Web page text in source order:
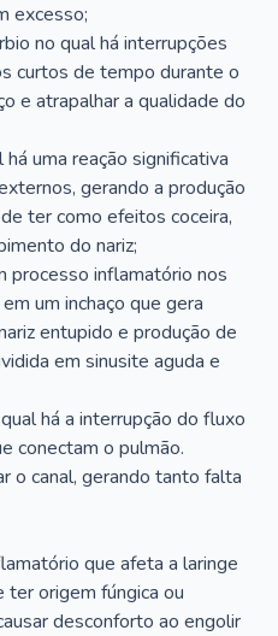
excesso;
no qual há interrupções
curtos de tempo durante o
e atrapalhar a qualidade do
uma reação significativa
gerando a produção
ter como efeitos coceira,
do nariz;
processo inflamatório nos
um inchaço que gera
entupido e produção de
em sinusite aguda e
há a interrupção do fluxo
conectam o pulmão.
o canal, gerando tanto falta
que afeta a laringe
origem fúngica ou
desconforto ao engolir